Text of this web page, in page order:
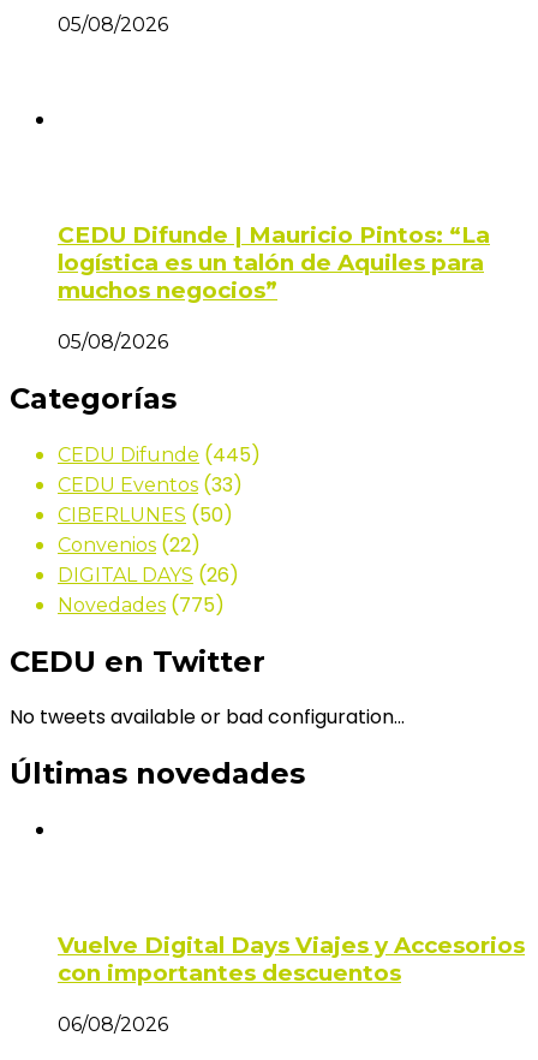
05/08/2026
CEDU Difunde | Mauricio Pintos: “La
logística es un talón de Aquiles para
muchos negocios”
05/08/2026
Categorías
CEDU Difunde (445)
CEDU Eventos (33)
CIBERLUNES (50)
Convenios (22)
DIGITAL DAYS (26)
Novedades (775)
CEDU en Twitter
No tweets available or bad configuration...
Últimas novedades
Vuelve Digital Days Viajes y Accesorios
con importantes descuentos
06/08/2026